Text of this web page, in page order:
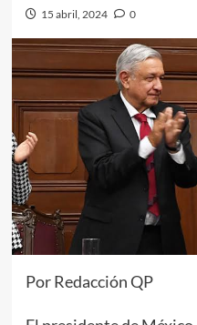
15 abril, 2024 0
Por Redacción QP